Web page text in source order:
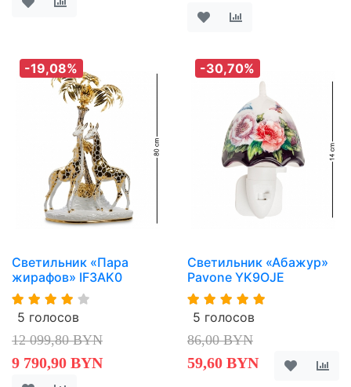
-19,08%
Светильник «Пара
жирафов» IF3AK0
5 голосов
12 099,80 BYN
9 790,90 BYN
-30,70%
Светильник «Абажур»
Pavone YK9OJE
5 голосов
86,00 BYN
59,60 BYN